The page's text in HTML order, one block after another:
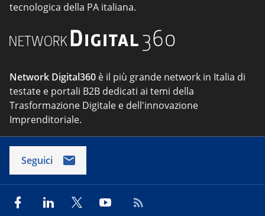
tecnologica della PA italiana.
Network Digital360 è il più grande network in Italia di
testate e portali B2B dedicati ai temi della
Trasformazione Digitale e dell'innovazione
Imprenditoriale.
Seguici